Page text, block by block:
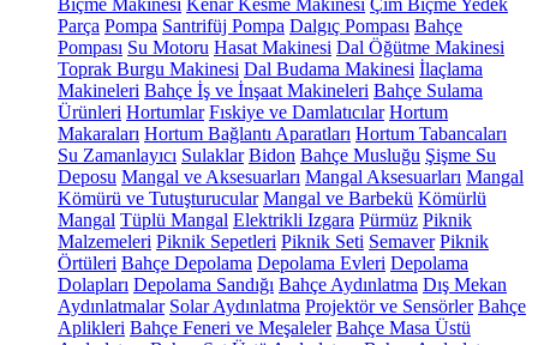
Biçme Makinesi Kenar Kesme Makinesi Çim Biçme Yedek
Parça Pompa Santrifüj Pompa Dalgıç Pompası Bahçe
Pompası Su Motoru Hasat Makinesi Dal Öğütme Makinesi
Toprak Burgu Makinesi Dal Budama Makinesi İlaçlama
Makineleri Bahçe İş ve İnşaat Makineleri Bahçe Sulama
Ürünleri Hortumlar Fıskiye ve Damlatıcılar Hortum
Makaraları Hortum Bağlantı Aparatları Hortum Tabancaları
Su Zamanlayıcı Sulaklar Bidon Bahçe Musluğu Şişme Su
Deposu Mangal ve Aksesuarları Mangal Aksesuarları Mangal
Kömürü ve Tutuşturucular Mangal ve Barbekü Kömürlü
Mangal Tüplü Mangal Elektrikli Izgara Pürmüz Piknik
Malzemeleri Piknik Sepetleri Piknik Seti Semaver Piknik
Örtüleri Bahçe Depolama Depolama Evleri Depolama
Dolapları Depolama Sandığı Bahçe Aydınlatma Dış Mekan
Aydınlatmalar Solar Aydınlatma Projektör ve Sensörler Bahçe
Aplikleri Bahçe Feneri ve Meşaleler Bahçe Masa Üstü